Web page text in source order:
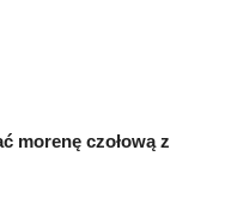
morenę czołową z